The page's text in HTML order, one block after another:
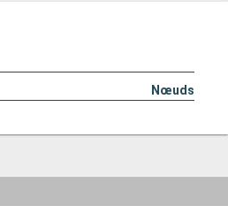
Nœuds